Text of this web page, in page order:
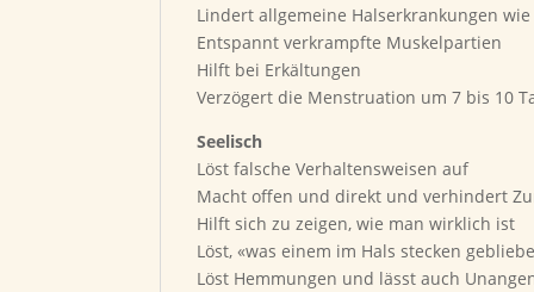
Lindert allgemeine Halserkrankungen
Entspannt verkrampfte Muskelpartien
Hilft bei Erkältungen
Verzögert die Menstruation um 7 bis 10
Seelisch
Löst falsche Verhaltensweisen auf
Macht offen und direkt und verhindert
Hilft sich zu zeigen, wie man wirklich ist
Löst, «was einem im Hals stecken
Löst Hemmungen und lässt auch